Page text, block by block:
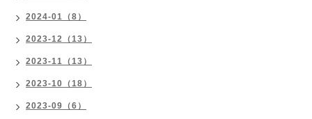
2024-01（8）
2023-12（13）
2023-11（13）
2023-10（18）
2023-09（6）